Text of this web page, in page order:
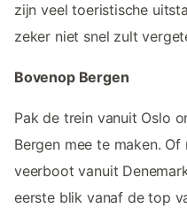
zijn veel toeristische
zeker niet snel zult
Bovenop Bergen
Pak de trein vanuit Oslo
Bergen mee te maken.
veerboot vanuit
eerste blik vanaf de top